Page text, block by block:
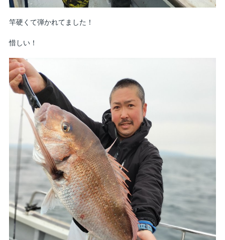
竿硬くて弾かれてました！
惜しい！